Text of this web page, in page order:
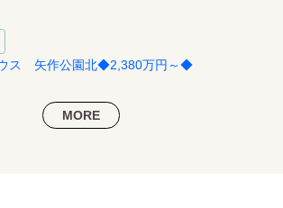
ス 矢作公園北◆2,380万円～◆
MORE